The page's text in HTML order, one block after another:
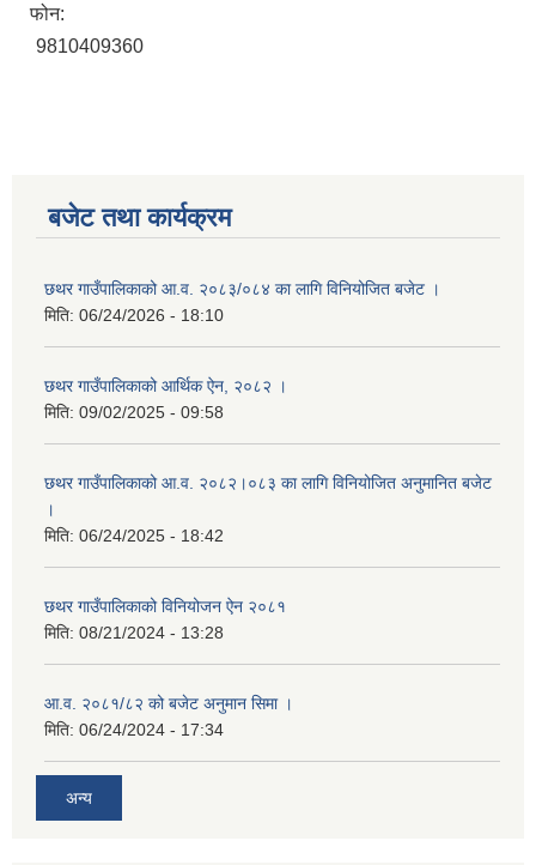
फोन:
9810409360
बजेट तथा कार्यक्रम
छथर गाउँपालिकाको आ.व. २०८३/०८४ का लागि विनियोजित बजेट ।
मिति: 06/24/2026 - 18:10
छथर गाउँपालिकाको आर्थिक ऐन, २०८२ ।
मिति: 09/02/2025 - 09:58
छथर गाउँपालिकाको आ.व. २०८२।०८३ का लागि विनियोजित अनुमानित बजेट
।
मिति: 06/24/2025 - 18:42
छथर गाउँपालिकाको विनियोजन ऐन २०८१
मिति: 08/21/2024 - 13:28
आ.व. २०८१/८२ को बजेट अनुमान सिमा ।
मिति: 06/24/2024 - 17:34
अन्य